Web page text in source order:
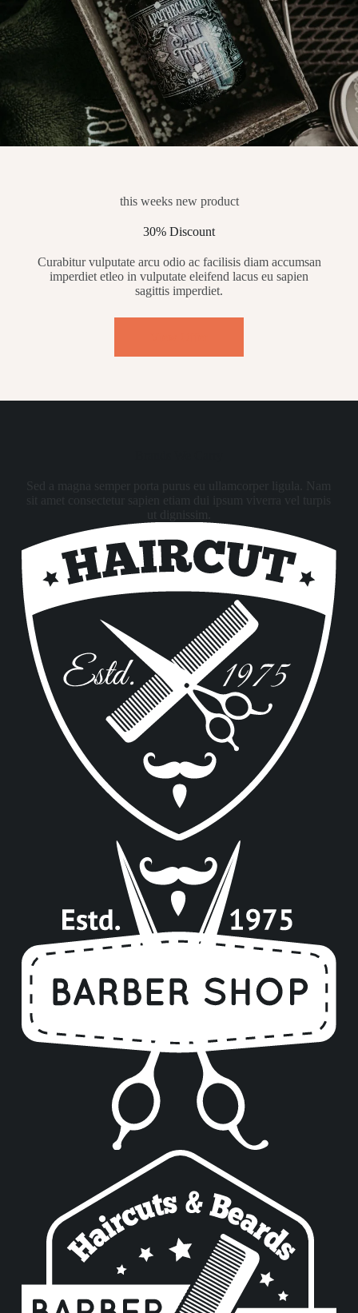
this weeks new product
30% Discount
Curabitur vulputate arcu odio ac facilisis diam accumsan
imperdiet etleo in vulputate eleifend lacus eu sapien
sagittis imperdiet.